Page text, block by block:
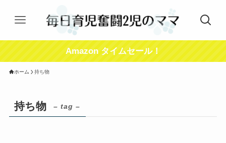
Amazon タイムセール！
ホーム 持ち物
持ち物 – tag –